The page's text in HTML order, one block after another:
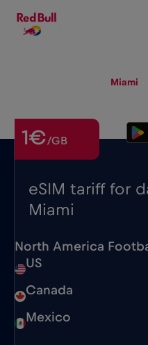
Miami
eSIM tariff for
Miami
1€/GB
North America
US
Canada
Mexico